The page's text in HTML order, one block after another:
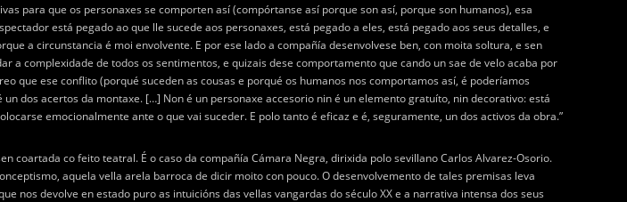
para que os personaxes se comporten así (compórtanse así porque son así, porque son humanos), esa
está pegado ao que lle sucede aos personaxes, está pegado a eles, está pegado aos seus detalles, e
a circunstancia é moi envolvente. E por ese lado a compañía desenvolvese ben, con moita soltura, e sen
complexidade de todos os sentimentos, e quizais dese comportamento que cando un sae de velo acaba por
que ese conflito (porqué suceden as cousas e porqué os humanos nos comportamos así, é poderíamos
dos acertos da montaxe. […] Non é un personaxe accesorio nin é un elemento gratuíto, nin decorativo: está
emocionalmente ante o que vai suceder. E polo tanto é eficaz e é, seguramente, un dos activos da obra.”
coartada co feito teatral. É o caso da compañía Cámara Negra, dirixida polo sevillano Carlos Alvarez-Osorio.
aquela vella arela barroca de dicir moito con pouco. O desenvolvemento de tales premisas leva
devolve en estado puro as intuicións das vellas vangardas do século XX e a narrativa intensa dos seus